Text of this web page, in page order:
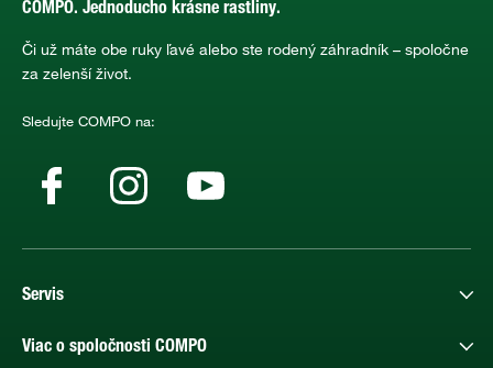
COMPO. Jednoducho krásne rastliny.
Či už máte obe ruky ľavé alebo ste rodený záhradník – spoločne
za zelenší život.
Sledujte COMPO na:
Servis
Viac o spoločnosti COMPO